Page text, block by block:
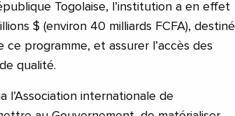
Togolaise, l’institution a en effet
$ (environ 40 milliards FCFA), destiné
programme, et assurer l’accès des
qualité.
l’Association internationale de